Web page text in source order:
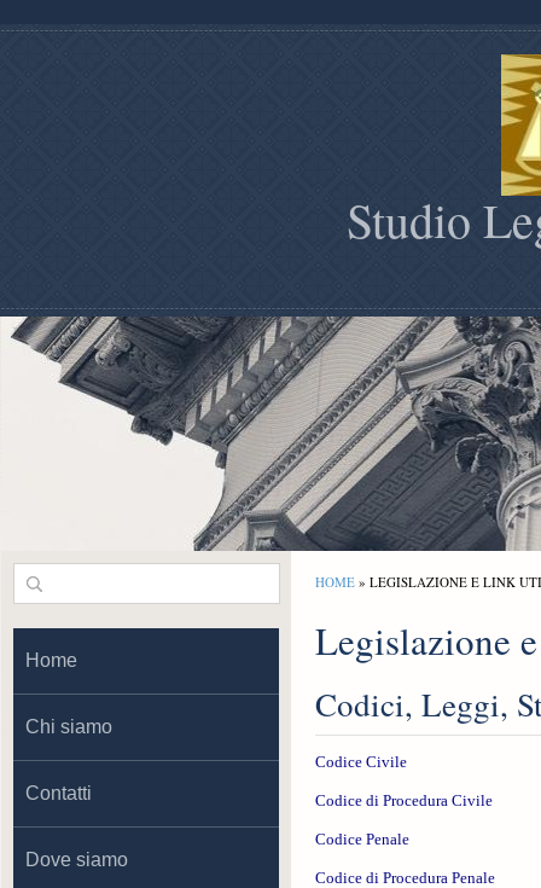
Studio
HOME » LEGISLAZIONE E LINK
Legislazione
Codici, Leggi,
Codice Civile
Codice di Procedura Civile
Codice Penale
Codice di Procedura Penale
Home
Chi siamo
Contatti
Dove siamo